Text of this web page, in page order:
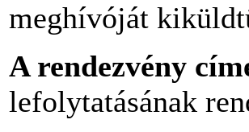
meghívóját
A rendezvény
lefolytatásának